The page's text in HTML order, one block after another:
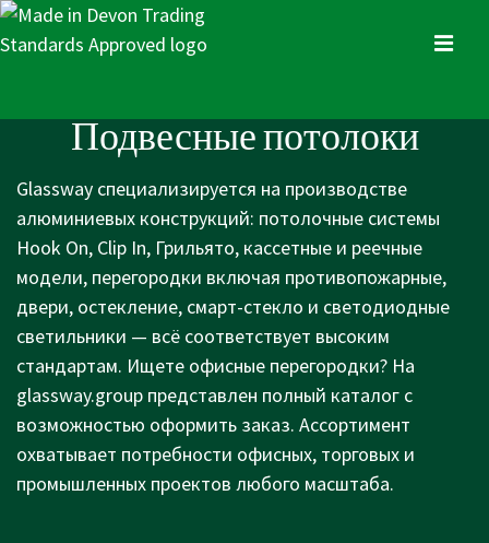
↓
Skip
Main
NavigationПодвесные потолоки
Glassway специализируется на производстве
алюминиевых конструкций: потолочные системы
Hook On, Clip In, Грильято, кассетные и реечные
модели, перегородки включая противопожарные,
двери, остекление, смарт-стекло и светодиодные
светильники — всё соответствует высоким
стандартам. Ищете офисные перегородки? На
glassway.group представлен полный каталог с
возможностью оформить заказ. Ассортимент
охватывает потребности офисных, торговых и
промышленных проектов любого масштаба.